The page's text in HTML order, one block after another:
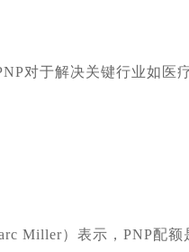
对于解决关键行业如医
Miller）表示，PNP配